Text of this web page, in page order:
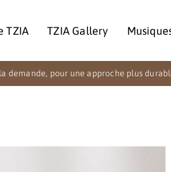
TZIA TZIA Gallery
demande, pour une approche plus